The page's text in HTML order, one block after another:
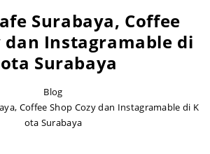
Surabaya, Coffee
dan Instagramable di
Surabaya
Blog
Coffee Shop Cozy dan Instagramable di K
ota Surabaya